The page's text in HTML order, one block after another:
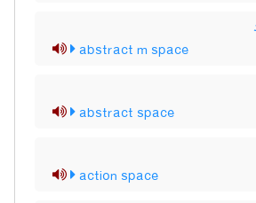
abstract m space
abstract space
action space